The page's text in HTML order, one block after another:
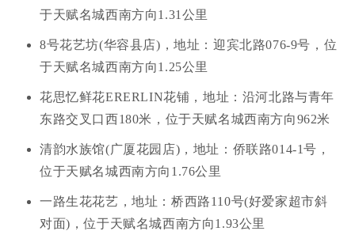
于天赋名城西南方向1.31公里
8号花艺坊(华容县店)，地址：迎宾北路076-9号，位
于天赋名城西南方向1.25公里
花思忆鲜花ERERLIN花铺，地址：沿河北路与青年
东路交叉口西180米，位于天赋名城西南方向962米
清韵水族馆(广厦花园店)，地址：侨联路014-1号，
位于天赋名城西南方向1.76公里
一路生花花艺，地址：桥西路110号(好爱家超市斜
对面)，位于天赋名城西南方向1.93公里